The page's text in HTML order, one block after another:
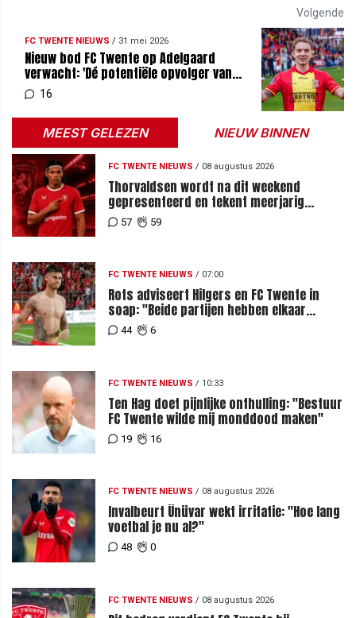
Volgende
FC TWENTE NIEUWS / 31 mei 2026
Nieuw bod FC Twente op Adelgaard
verwacht: 'Dé potentiële opvolger van
Rots'
16
MEEST GELEZEN NIEUW BINNEN
FC TWENTE NIEUWS / 08 augustus 2026
Thorvaldsen wordt na dit weekend
gepresenteerd en tekent meerjarig
contract bij FC Twente
57 59
FC TWENTE NIEUWS / 07:00
Rots adviseert Hilgers en FC Twente in
soap: "Beide partijen hebben elkaar
teleurgesteld"
44 6
FC TWENTE NIEUWS / 10:33
Ten Hag doet pijnlijke onthulling: "Bestuur
FC Twente wilde mij monddood maken"
19 16
FC TWENTE NIEUWS / 08 augustus 2026
Invalbeurt Ünüvar wekt irritatie: "Hoe lang
voetbal je nu al?"
48 0
FC TWENTE NIEUWS / 08 augustus 2026